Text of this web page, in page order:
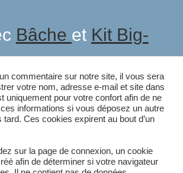
Bâche et Kit Big-
1m3
commentaire sur notre site, il vous sera
votre nom, adresse e-mail et site dans
uniquement pour votre confort afin de ne
informations si vous déposez un autre
Ces cookies expirent au bout d’un
sur la page de connexion, un cookie
afin de déterminer si votre navigateur